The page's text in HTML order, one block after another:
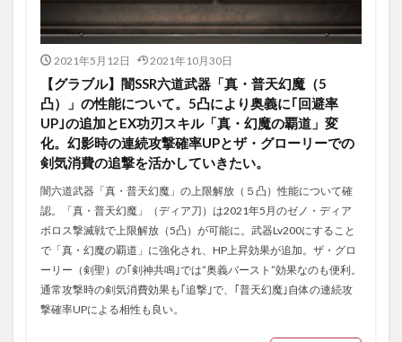
2021年5月12日 2021年10月30日
【グラブル】闇SSR六道武器「真・普天幻魔（5
凸）」の性能について。5凸により奥義に｢回避率
UP｣の追加とEX功刃スキル「真・幻魔の覇道」変
化。幻影時の連続攻撃確率UPとザ・グローリーでの
剣気消費の追撃を活かしていきたい。
闇六道武器「真・普天幻魔」の上限解放（５凸）性能について確
認。「真・普天幻魔」（ディア刀）は2021年5月のゼノ・ディア
ボロス撃滅戦で上限解放（5凸）が可能に。武器Lv200にすること
で「真・幻魔の覇道」に強化され、HP上昇効果が追加。ザ・グロ
ーリー（剣聖）の｢剣神共鳴｣では”奥義バースト”効果なのも便利。
通常攻撃時の剣気消費効果も｢追撃｣で、｢普天幻魔｣自体の連続攻
撃確率UPによる相性も良い。